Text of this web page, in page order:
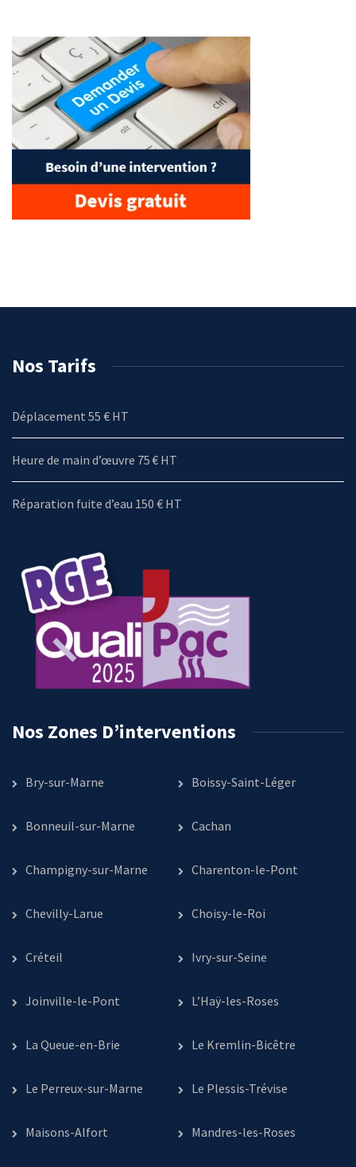
Nos Tarifs
Déplacement 55 € HT
Heure de main d’œuvre 75 € HT
Réparation fuite d’eau 150 € HT
Nos Zones D’interventions
Bry-sur-Marne Boissy-Saint-Léger
Bonneuil-sur-Marne Cachan
Champigny-sur-Marne Charenton-le-Pont
Chevilly-Larue Choisy-le-Roi
Créteil Ivry-sur-Seine
Joinville-le-Pont L’Haÿ-les-Roses
La Queue-en-Brie Le Kremlin-Bicêtre
Le Perreux-sur-Marne Le Plessis-Trévise
Maisons-Alfort Mandres-les-Roses